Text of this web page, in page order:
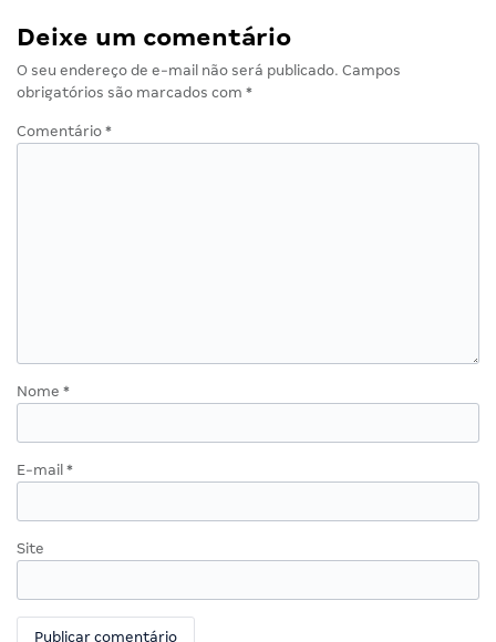
Deixe um comentário
O seu endereço de e-mail não será publicado. Campos
obrigatórios são marcados com *
Comentário *
Nome *
E-mail *
Site